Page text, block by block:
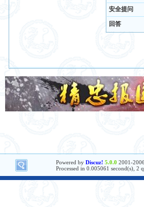
安全提问
回答
Powered by Discuz! 5.0.0 2001-
Processed in 0.005061 second(s), 2